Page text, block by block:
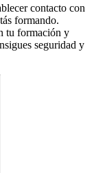
contacto con
formando.
tu formación y
seguridad y